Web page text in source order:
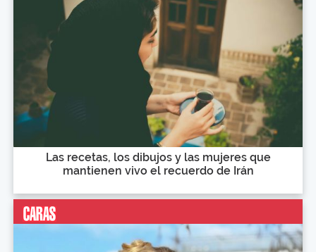
Las recetas, los dibujos y las mujeres que
mantienen vivo el recuerdo de Irán